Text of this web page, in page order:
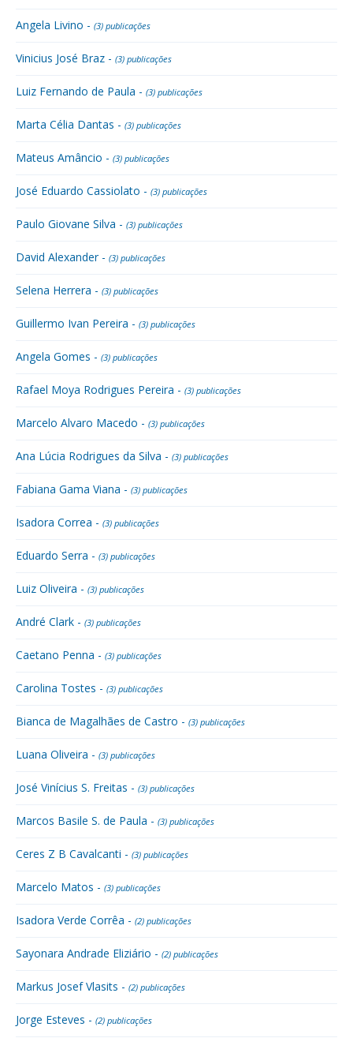
Angela Livino - (3) publicações
Vinicius José Braz - (3) publicações
Luiz Fernando de Paula - (3) publicações
Marta Célia Dantas - (3) publicações
Mateus Amâncio - (3) publicações
José Eduardo Cassiolato - (3) publicações
Paulo Giovane Silva - (3) publicações
David Alexander - (3) publicações
Selena Herrera - (3) publicações
Guillermo Ivan Pereira - (3) publicações
Angela Gomes - (3) publicações
Rafael Moya Rodrigues Pereira - (3) publicações
Marcelo Alvaro Macedo - (3) publicações
Ana Lúcia Rodrigues da Silva - (3) publicações
Fabiana Gama Viana - (3) publicações
Isadora Correa - (3) publicações
Eduardo Serra - (3) publicações
Luiz Oliveira - (3) publicações
André Clark - (3) publicações
Caetano Penna - (3) publicações
Carolina Tostes - (3) publicações
Bianca de Magalhães de Castro - (3) publicações
Luana Oliveira - (3) publicações
José Vinícius S. Freitas - (3) publicações
Marcos Basile S. de Paula - (3) publicações
Ceres Z B Cavalcanti - (3) publicações
Marcelo Matos - (3) publicações
Isadora Verde Corrêa - (2) publicações
Sayonara Andrade Eliziário - (2) publicações
Markus Josef Vlasits - (2) publicações
Jorge Esteves - (2) publicações